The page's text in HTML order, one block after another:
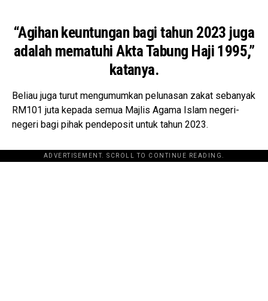
“Agihan keuntungan bagi tahun 2023 juga
adalah mematuhi Akta Tabung Haji 1995,”
katanya.
Beliau juga turut mengumumkan pelunasan zakat sebanyak
RM101 juta kepada semua Majlis Agama Islam negeri-
negeri bagi pihak pendeposit untuk tahun 2023.
ADVERTISEMENT. SCROLL TO CONTINUE READING.